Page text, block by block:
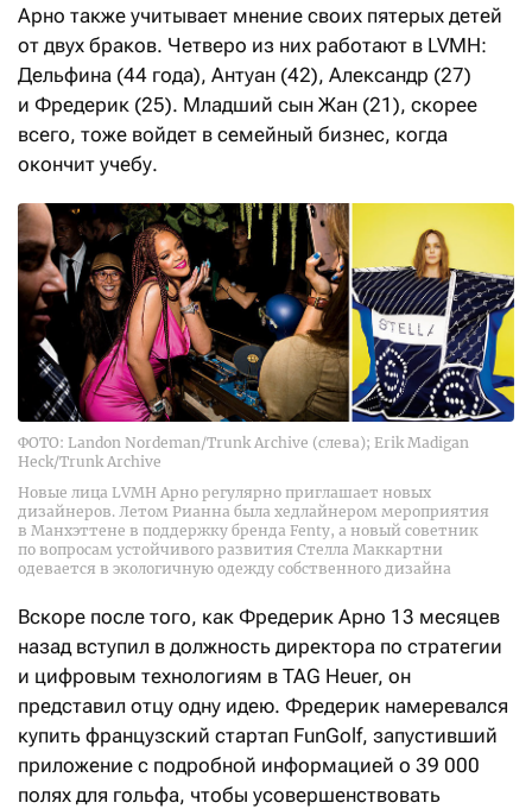
Арно также учитывает мнение своих пятерых детей
от двух браков. Четверо из них работают в LVMH:
Дельфина (44 года), Антуан (42), Александр (27)
и Фредерик (25). Младший сын Жан (21), скорее
всего, тоже войдет в семейный бизнес, когда
окончит учебу.
ФОТО: Landon Nordeman/Trunk Archive (слева); Erik Madigan
Heck/Trunk Archive
Новые лица LVMH Арно регулярно приглашает новых
дизайнеров. Летом Рианна была хедлайнером мероприятия
в Манхэттене в поддержку бренда Fenty, а новый советник
по вопросам устойчивого развития Стелла Маккартни
одевается в экологичную одежду собственного дизайна
Вскоре после того, как Фредерик Арно 13 месяцев
назад вступил в должность директора по стратегии
и цифровым технологиям в TAG Heuer, он
представил отцу одну идею. Фредерик намеревался
купить французский стартап FunGolf, запустивший
приложение с подробной информацией о 39 000
полях для гольфа, чтобы усовершенствовать